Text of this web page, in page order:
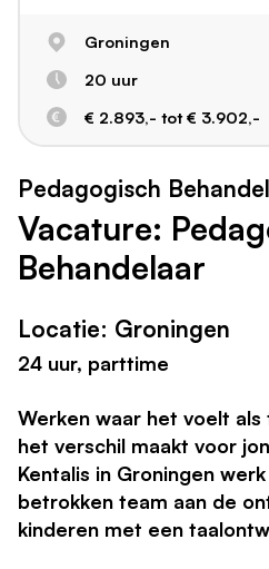
Groningen
20 uur
€ 2.893,- tot € 3.902,-
Pedagogisch
Vacature:
Behandelaar
Locatie: Groningen
24 uur, parttime
Werken waar het voelt als
het verschil maakt voor
Kentalis in Groningen
betrokken team aan de
kinderen met een